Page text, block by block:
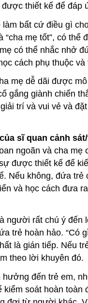
thiết kế để đáp
làm bất cứ điều gì
“cha mẹ tốt”, có
có thể nhắc nhở
cách phụ thuộc và
mẹ dễ dãi được
gắng giành chiến
trí và vui vẻ và
sĩ quan cảnh
ngoãn và cha
được thiết kế để
Nếu không, đứa
và học cách đưa
người rất chú ý đến
trẻ hoàn hảo. “Có
là gián tiếp. Nếu
theo lời khuyên đó.
đến trẻ em,
kiểm soát hoàn